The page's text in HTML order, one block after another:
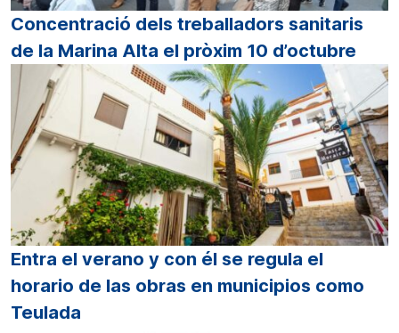
Concentració dels treballadors sanitaris
de la Marina Alta el pròxim 10 d’octubre
Entra el verano y con él se regula el
horario de las obras en municipios como
Teulada